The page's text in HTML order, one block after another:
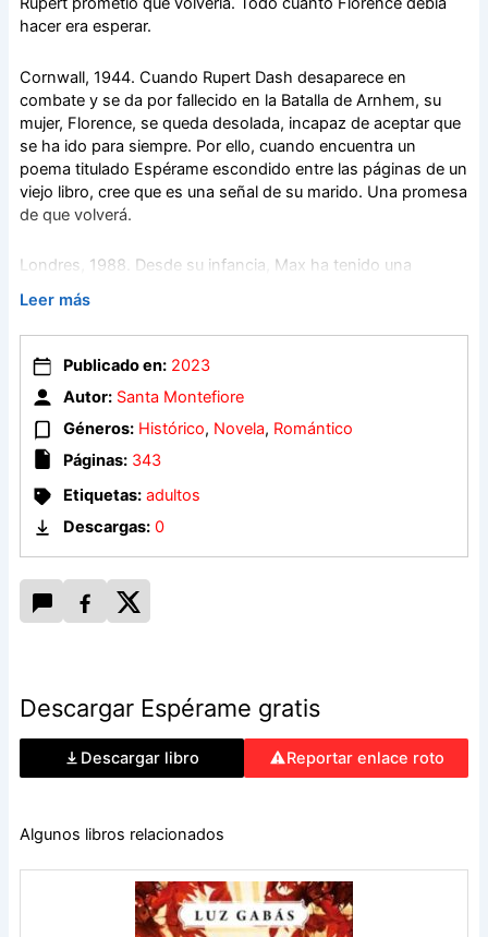
hacer era esperar.
Cornwall, 1944. Cuando Rupert Dash desaparece en
combate y se da por fallecido en la Batalla de Arnhem, su
mujer, Florence, se queda desolada, incapaz de aceptar que
se ha ido para siempre. Por ello, cuando encuentra un
poema titulado Espérame escondido entre las páginas de un
viejo libro, cree que es una señal de su marido. Una promesa
de que volverá.
Londres, 1988. Desde su infancia, Max ha tenido una
pesadilla recurrente: rodeado por el terrible caos de la
guerra, tiene una misión urgente que completar. Pero todas
las veces, el sueño acaba despertándolo de terror, con el
corazón desbocado por los horrores del campo de batalla.
Ansioso por comprender por qué le persiguen tales visiones,
Max se embarca en un viaje que lo lleva hasta Cornwall y a
un hombre llamado Rupert Dash.
Melbourne, 1995. Florence recibe una carta de un
desconocido que vive en el otro extremo del mundo, y que
asegura recordar una vida que perteneció a otra persona
encontrar?
Leer más
Publicado en: 2023
Autor: Santa Montefiore
Géneros: Histórico, Novela, Romántico
Páginas: 343
Etiquetas: adultos
Descargas: 0
Descargar Espérame gratis
Descargar libro Reportar enlace roto
Algunos libros relacionados